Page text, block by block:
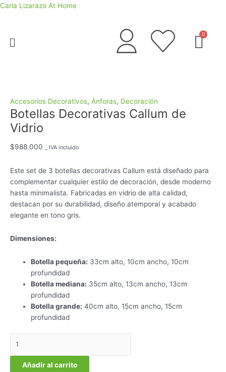
Ir
Carla Lizarazo At Home
Menú
Accesorios Decorativos, Ánforas, Decoración
Botellas Decorativas Callum de
Vidrio
$988.000 _ IVA incluido
Este set de 3 botellas decorativas Callum está diseñado para
complementar cualquier estilo de decoración, desde moderno
hasta minimalista. Fabricadas en vidrio de alta calidad,
destacan por su durabilidad, diseño atemporal y acabado
elegante en tono gris.
Dimensiones:
Botella pequeña: 33cm alto, 10cm ancho, 10cm
profundidad
Botella mediana: 35cm alto, 13cm ancho, 13cm
profundidad
Botella grande: 40cm alto, 15cm ancho, 15cm
profundidad
Botellas
de
Vidrio
Añadir al carrito